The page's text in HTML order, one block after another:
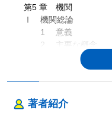
第5 章 機関
Ⅰ 機関総論
1 意義
2 主要な概念
3 各機関の構成
4 監査役会設置会社，
委員会等設置
1 意義と権限
著者紹介